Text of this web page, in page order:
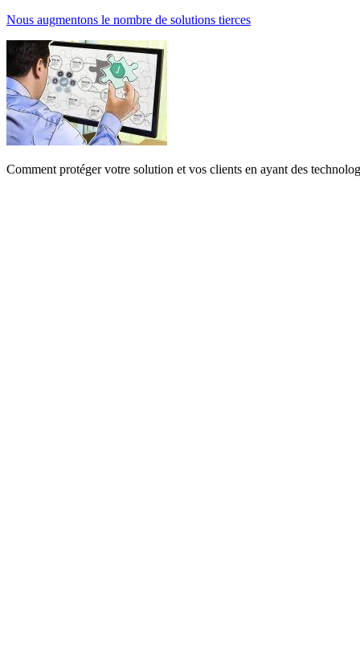
Nous augmentons le nombre de solutions tierces
Comment protéger votre solution et vos clients en ayant des